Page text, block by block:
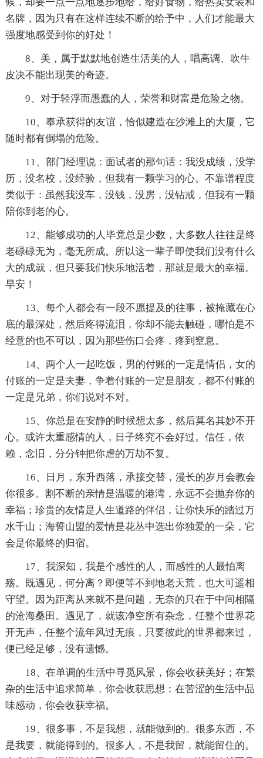
名牌，因为只有在这样连续不断的给予中，人们才能最大
强度地感受到你的好处！
8、美，属于默默地创造生活美的人，唱高调、吹牛
皮决不能出现美的奇迹。
9、对于轻浮而愚蠢的人，荣誉和财富是危险之物。
10、奉承获得的友谊，恰似建造在沙滩上的大厦，它
随时都有倒塌的危险。
11、部门经理说：面试者的那句话：我没成绩，没学
历，没名校，没经验，但我有一颗学习的心。不靠谱程度
类似于：虽然我没车，没钱，没房，没钻戒，但我有一颗
陪你到老的心。
12、能够成功的人毕竟总是少数，大多数人往往是终
老碌碌无为，毫无所成。所以这一辈子即使我们没有什么
大的成就，但只要我们快乐地活着，那就是最大的幸福。
早安！
13、每个人都会有一段不愿提及的往事，被掩藏在心
底的最深处，然后疼得流泪，你却不能去触碰，哪怕是不
经意的也不可以，因为那些伤口会疼，疼到窒息。
14、两个人一起吃饭，男的付账的一定是情侣，女的
付账的一定是夫妻，争着付账的一定是朋友，都不付账的
一定是兄弟，你们说对不对。
15、你总是在安静的时候想太多，然后莫名其妙不开
心。或许太重感情的人，日子终究不会好过。信任，依
赖，念旧，分分钟把你虐的万劫不复。
16、日月，东升西落，承接交替，漫长的岁月会教会
你很多。割不断的亲情是温暖的港湾，永远不会抛弃你的
幸福；珍贵的友情是人生道路的伴侣，让你快乐的踏过万
水千山；海誓山盟的爱情是花丛中选出你独爱的一朵，它
会是你最终的归宿。
17、我深知，我是个感性的人，而感性的人最怕离
殇。既遇见，何分离？即便等不到地老天荒，也大可遥相
守望。因为距离从来就不是问题，无奈的只在于中间相隔
的沧海桑田。遇见了，就该净空所有杂念，任整个世界花
开无声，任整个流年风过无痕，只要彼此的世界都来过，
便已经足够，没有遗憾。
18、在单调的生活中寻觅风景，你会收获美好；在繁
杂的生活中追求简单，你会收获思想；在苦涩的生活中品
味感动，你会收获幸福。
19、很多事，不是我想，就能做到的。很多东西，不
是我要，就能得到的。很多人，不是我留，就能留住的。